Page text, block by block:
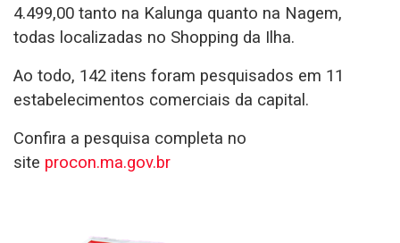
4.499,00 tanto na Kalunga quanto na Nagem,
todas localizadas no Shopping da Ilha.
Ao todo, 142 itens foram pesquisados em 11
estabelecimentos comerciais da capital.
Confira a pesquisa completa no
site procon.ma.gov.br